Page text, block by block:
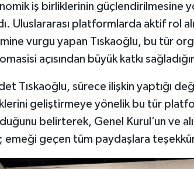
iş birliklerinin güçlendirilmesine
Uluslararası platformlarda aktif rol
vurgu yapan Tıskaoğlu, bu tür
açısından büyük katkı
Tıskaoğlu, sürece ilişkin yaptığı
geliştirmeye yönelik bu tür
belirterek, Genel Kurul’un ve
emeği geçen tüm paydaşlara